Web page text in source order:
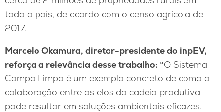
todo o país, de acordo com o censo agrícola de
2017.
Marcelo Okamura, diretor-presidente do inpEV,
reforça a relevância desse trabalho: “O Sistema
Campo Limpo é um exemplo concreto de como a
colaboração entre os elos da cadeia produtiva
pode resultar em soluções ambientais eficazes.